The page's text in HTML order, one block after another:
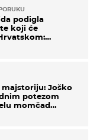
podigla
koji će
Joško
potezom
momčad